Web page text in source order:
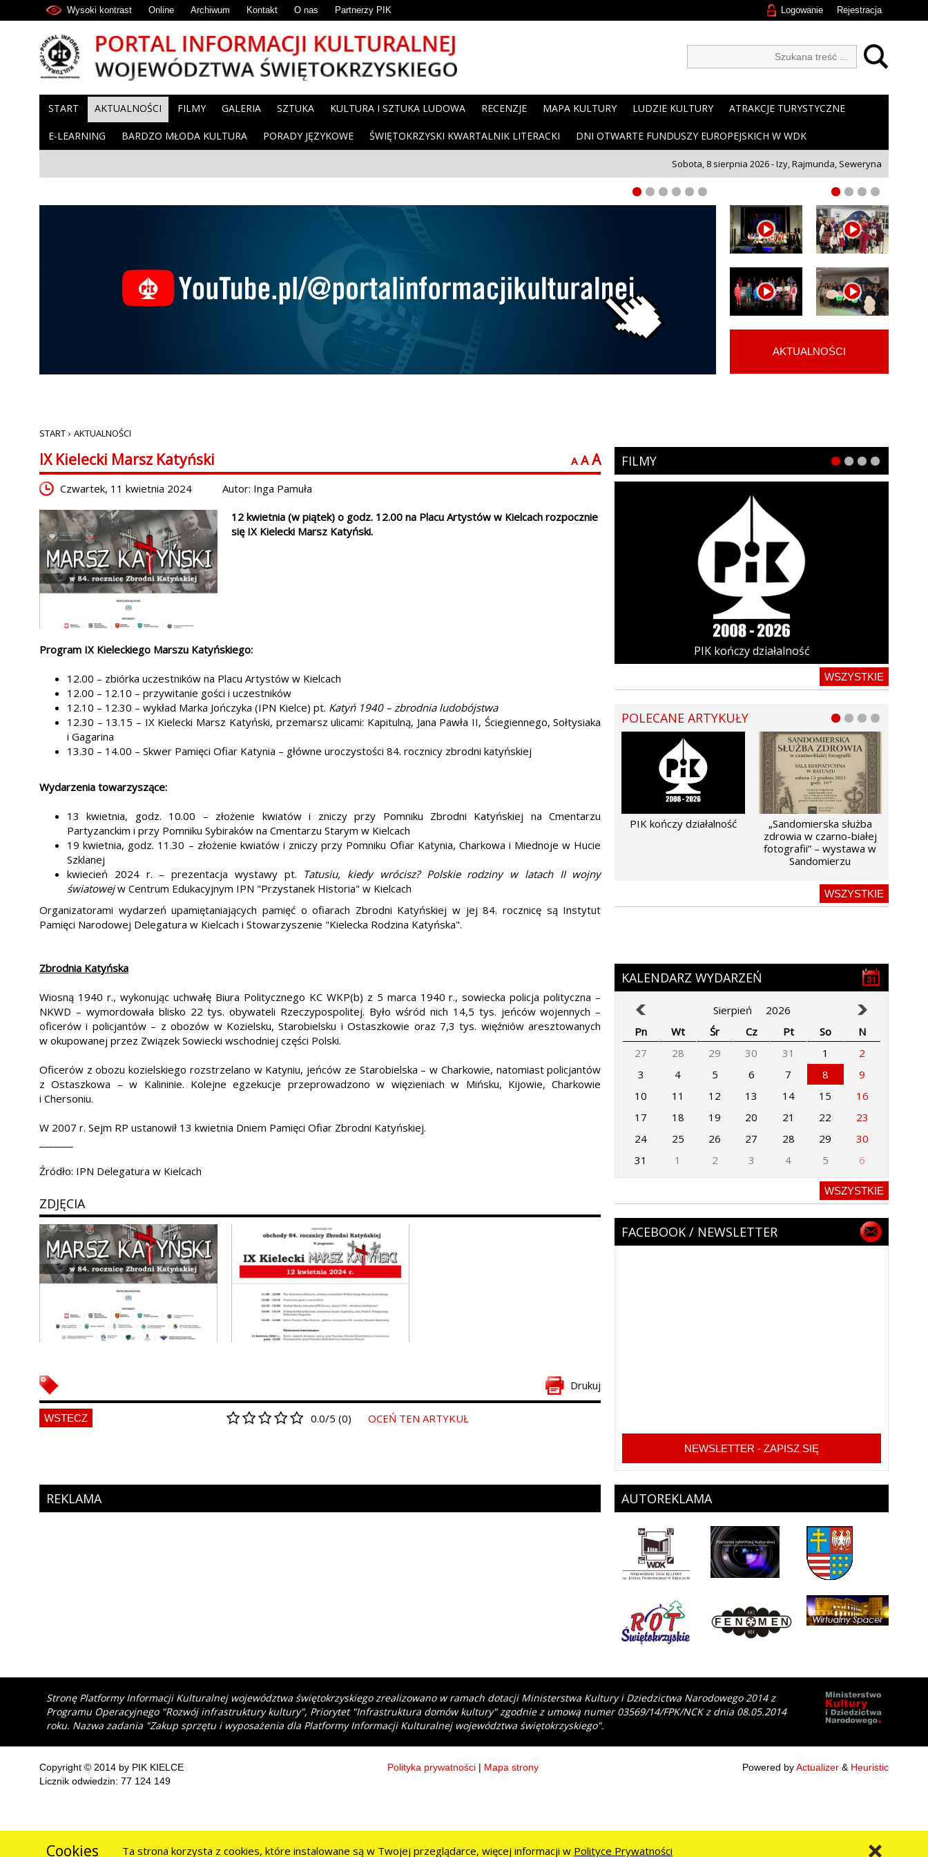
Rejestracja
Logowanie
Wysoki kontrast Online Archiwum Kontakt O nas Partnerzy PIK
START AKTUALNOŚCI FILMY GALERIA SZTUKA KULTURA I SZTUKA LUDOWA RECENZJE MAPA KULTURY LUDZIE KULTURY ATRAKCJE TURYSTYCZNE
E-LEARNING BARDZO MŁODA KULTURA PORADY JĘZYKOWE ŚWIĘTOKRZYSKI KWARTALNIK LITERACKI DNI OTWARTE FUNDUSZY EUROPEJSKICH W WDK
Sobota, 8 sierpnia 2026 - Izy, Rajmunda, Seweryna
AKTUALNOŚCI
START › AKTUALNOŚCI
IX Kielecki Marsz Katyński A A A
Czwartek, 11 kwietnia 2024 Autor: Inga Pamuła
12 kwietnia (w piątek) o godz. 12.00 na Placu Artystów w Kielcach rozpocznie
się IX Kielecki Marsz Katyński.
Program IX Kieleckiego Marszu Katyńskiego:
12.00 – zbiórka uczestników na Placu Artystów w Kielcach
12.00 – 12.10 – przywitanie gości i uczestników
12.10 – 12.30 – wykład Marka Jończyka (IPN Kielce) pt. Katyń 1940 – zbrodnia ludobójstwa
12.30 – 13.15 – IX Kielecki Marsz Katyński, przemarsz ulicami: Kapitulną, Jana Pawła II, Ściegiennego, Sołtysiaka
i Gagarina
13.30 – 14.00 – Skwer Pamięci Ofiar Katynia – główne uroczystości 84. rocznicy zbrodni katyńskiej
Wydarzenia towarzyszące:
13 kwietnia, godz. 10.00 – złożenie kwiatów i zniczy przy Pomniku Zbrodni Katyńskiej na Cmentarzu
Partyzanckim i przy Pomniku Sybiraków na Cmentarzu Starym w Kielcach
19 kwietnia, godz. 11.30 – złożenie kwiatów i zniczy przy Pomniku Ofiar Katynia, Charkowa i Miednoje w Hucie
Szklanej
kwiecień 2024 r. – prezentacja wystawy pt. Tatusiu, kiedy wrócisz? Polskie rodziny w latach II wojny
światowejw Centrum Edukacyjnym IPN "Przystanek Historia" w Kielcach
Organizatorami wydarzeń upamiętaniających pamięć o ofiarach Zbrodni Katyńskiej w jej 84. rocznicę są Instytut
Pamięci Narodowej Delegatura w Kielcach i Stowarzyszenie "Kielecka Rodzina Katyńska".
Zbrodnia Katyńska
Wiosną 1940 r., wykonując uchwałę Biura Politycznego KC WKP(b) z 5 marca 1940 r., sowiecka policja polityczna –
NKWD – wymordowała blisko 22 tys. obywateli Rzeczypospolitej. Było wśród nich 14,5 tys. jeńców wojennych –
oficerów i policjantów – z obozów w Kozielsku, Starobielsku i Ostaszkowie oraz 7,3 tys. więźniów aresztowanych
w okupowanej przez Związek Sowiecki wschodniej części Polski.
Oficerów z obozu kozielskiego rozstrzelano w Katyniu, jeńców ze Starobielska – w Charkowie, natomiast policjantów
z Ostaszkowa – w Kalininie. Kolejne egzekucje przeprowadzono w więzieniach w Mińsku, Kijowie, Charkowie
i Chersoniu.
W 2007 r. Sejm RP ustanowił 13 kwietnia Dniem Pamięci Ofiar Zbrodni Katyńskiej.
Źródło: IPN Delegatura w Kielcach
ZDJĘCIA
Drukuj
WSTECZ 0.0/5 (0) OCEŃ TEN ARTYKUŁ
FILMY
PIK kończy działalność
WSZYSTKIE
POLECANE ARTYKUŁY
PIK kończy działalność
„Sandomierska służba
zdrowia w czarno-białej
fotografii” – wystawa w
Sandomierzu
WSZYSTKIE
KALENDARZ WYDARZEŃ
Sierpień
2026
Pn
Wt Śr Cz Pt So
N
27
28 29 30 31 1
2
3
4 5 6 7 8
9
10
11 12 13 14 15
16
17
18 19 20 21 22
23
24
25 26 27 28 29
30
31
1 2 3 4 5 6
WSZYSTKIE
FACEBOOK / NEWSLETTER
NEWSLETTER - ZAPISZ SIĘ
REKLAMA AUTOREKLAMA
Stronę Platformy Informacji Kulturalnej województwa świętokrzyskiego zrealizowano w ramach dotacji Ministerstwa Kultury i Dziedzictwa Narodowego 2014 z
Programu Operacyjnego "Rozwój infrastruktury kultury", Priorytet "Infrastruktura domów kultury" zgodnie z umową numer 03569/14/FPK/NCK z dnia 08.05.2014
roku. Nazwa zadania "Zakup sprzętu i wyposażenia dla Platformy Informacji Kulturalnej województwa świętokrzyskiego".
Powered byActualizer & Heuristic
Copyright © 2014 by PIK KIELCE
Licznik odwiedzin: 77 124 149
Polityka prywatności | Mapa strony
Cookies Ta strona korzysta z cookies, które instalowane są w Twojej przeglądarce, więcej informacji w Polityce Prywatności